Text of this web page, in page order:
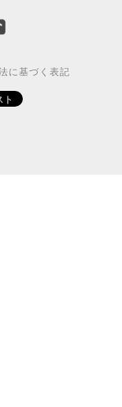
に基づく表記